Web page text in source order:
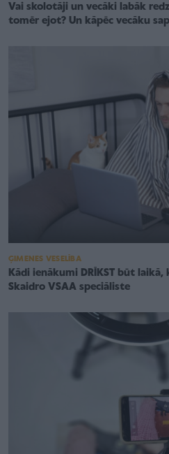
Vai skolotāji un vecāki labāk
tomēr ejot? Un kāpēc vecāku
ĢIMENES VESELĪBA
Kādi ienākumi DRĪKST būt
Skaidro VSAA speciāliste